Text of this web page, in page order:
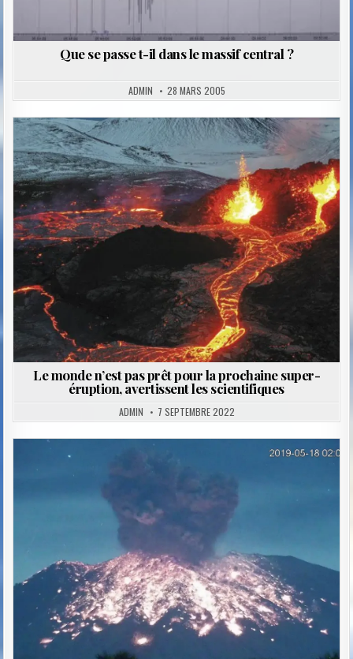
Que se passe t-il dans le massif central ?
ADMIN 28 MARS 2005
Posted
in
Le monde n’est pas prêt pour la prochaine super-
éruption, avertissent les scientifiques
ADMIN 7 SEPTEMBRE 2022